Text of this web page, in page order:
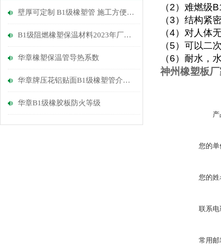
壁厚可定制 B1级橡塑管 施工方便快速 工厂定制
B1级阻燃橡塑保温材料2023年厂家报价
华章橡塑保温管导热系数
华章牌压花铝贴面B1级橡塑管介绍厂
华章B1级橡胶板防火等级
（2）难燃级
（3）结构紧
（4）对人体
（5）可以二
（6）耐水，
神州橡塑板
您的单
您的姓
联系电
常用邮